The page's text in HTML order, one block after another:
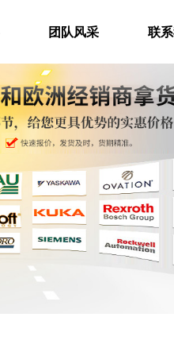
团队风采 联